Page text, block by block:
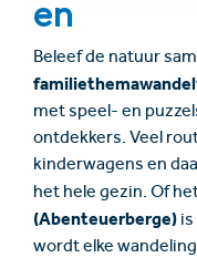
en
Beleef de natuur
met speel- en
ontdekkers. Veel
kinderwagens en
het hele gezin. Of
(Abenteuerberge) is
wordt elke